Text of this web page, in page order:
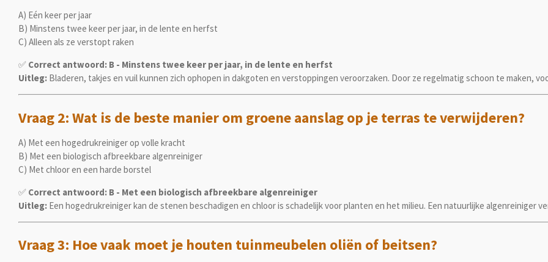
A) Eén keer per jaar
B) Minstens twee keer per jaar, in de lente en herfst
C) Alleen als ze verstopt raken
✅ Correct antwoord: B - Minstens twee keer per jaar, in de lente en herfst
Uitleg: Bladeren, takjes en vuil kunnen zich ophopen in dakgoten en verstoppingen veroorzaken. Door ze regelmatig schoon te maken,
Vraag 2: Wat is de beste manier om groene aanslag op je terras te verwijderen?
A) Met een hogedrukreiniger op volle kracht
B) Met een biologisch afbreekbare algenreiniger
C) Met chloor en een harde borstel
✅ Correct antwoord: B - Met een biologisch afbreekbare algenreiniger
Uitleg: Een hogedrukreiniger kan de stenen beschadigen en chloor is schadelijk voor planten en het milieu. Een natuurlijke algenreiniger
Vraag 3: Hoe vaak moet je houten tuinmeubelen oliën of beitsen?